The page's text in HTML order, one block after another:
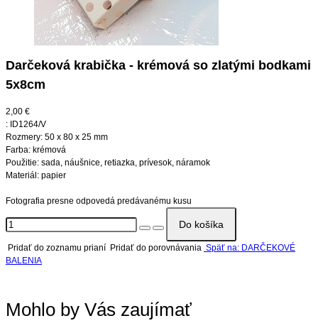
Darčeková krabička - krémová so zlatými bodkami
5x8cm
2,00 €
: ID1264/V
Rozmery: 50 x 80 x 25 mm
Farba: krémová
Použitie: sada, náušnice, retiazka, prívesok, náramok
Materiál: papier
Fotografia presne odpovedá predávanému kusu
Pridať do zoznamu prianí Pridať do porovnávania Späť na: DARČEKOVÉ
BALENIA
Mohlo by Vás zaujímať